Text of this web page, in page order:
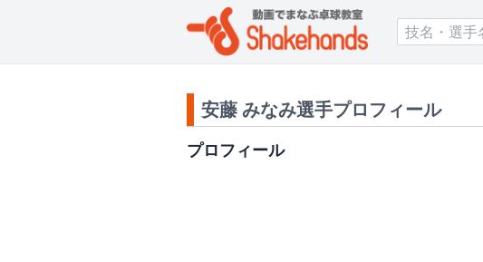
安藤 みなみ選手プロフィール
プロフィール